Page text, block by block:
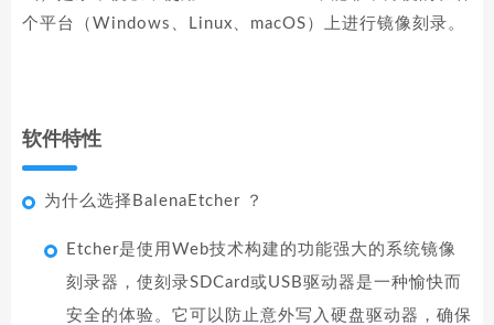
个平台（Windows、Linux、macOS）上进行镜像刻录。
软件特性
为什么选择BalenaEtcher ？
Etcher是使用Web技术构建的功能强大的系统镜像
刻录器，使刻录SDCard或USB驱动器是一种愉快而
安全的体验。它可以防止意外写入硬盘驱动器，确保